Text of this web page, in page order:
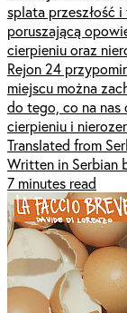
splata przeszłość
poruszającą
cierpieniu oraz
Rejon 24
miejscu można
do tego, co na nas
cierpieniu i
Translated from
Written in Serbian
7 minutes read